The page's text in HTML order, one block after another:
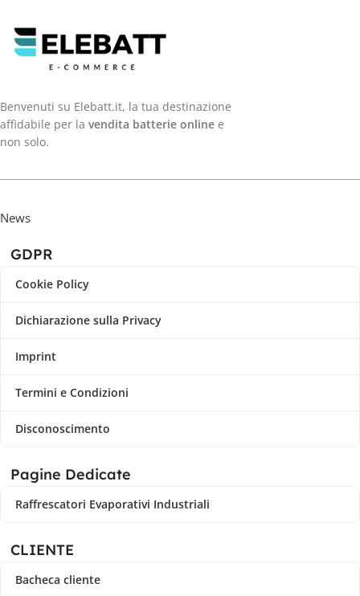
Benvenuti su Elebatt.it, la tua destinazione
affidabile per la vendita batterie online e
non solo.
News
GDPR
Cookie Policy
Dichiarazione sulla Privacy
Imprint
Termini e Condizioni
Disconoscimento
Pagine Dedicate
Raffrescatori Evaporativi Industriali
CLIENTE
Bacheca cliente